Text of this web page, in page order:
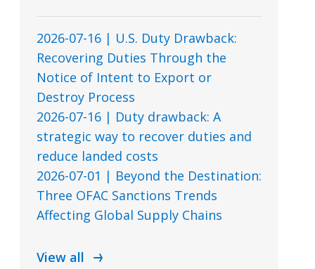
2026-07-16 | U.S. Duty Drawback:
Recovering Duties Through the
Notice of Intent to Export or
Destroy Process
2026-07-16 | Duty drawback: A
strategic way to recover duties and
reduce landed costs
2026-07-01 | Beyond the Destination:
Three OFAC Sanctions Trends
Affecting Global Supply Chains
View all